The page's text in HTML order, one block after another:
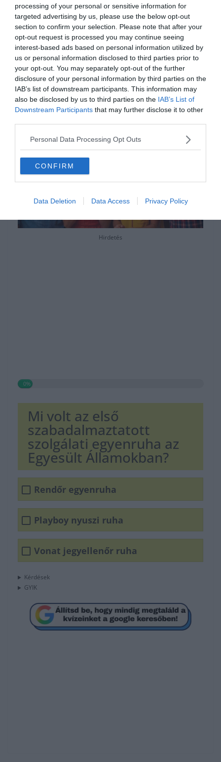
processing of your personal or sensitive information for
targeted advertising by us, please use the below opt-out
section to confirm your selection. Please note that after your
opt-out request is processed you may continue seeing
interest-based ads based on personal information utilized by
us or personal information disclosed to third parties prior to
your opt-out. You may separately opt-out of the further
disclosure of your personal information by third parties on the
IAB’s list of downstream participants. This information may
also be disclosed by us to third parties on the IAB’s List of
Downstream Participants that may further disclose it to other
Personal Data Processing Opt Outs
CONFIRM
Data Deletion Data Access Privacy Policy
izgalmas kvíz a tagoknak. Ha pedig rögtön
pörgetnéd tovább a kérdéseket, a
tudáspróbarovatunkban rengeteg tesztet
találsz. Ha inkább pihennél egy kicsit a
fárasztó agytorna után, aKeresztlabda
YouTube csatornájais nyitva áll előtted egy
kis videózásra.
Hirdetés
0%
Mi volt az első
szabadalmaztatott
szolgálati egyenruha az
Egyesült Államokban?
Rendőr egyenruha
Playboy nyuszi ruha
Vonat jegyellenőr ruha
Kérdések
GYIK